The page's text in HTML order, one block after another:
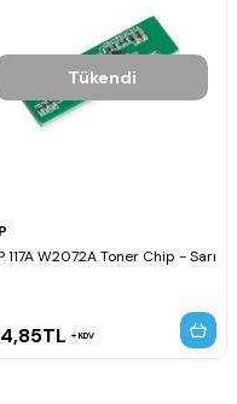
Tükendi
117A W2072A Toner Chip - Sarı
TL KDV